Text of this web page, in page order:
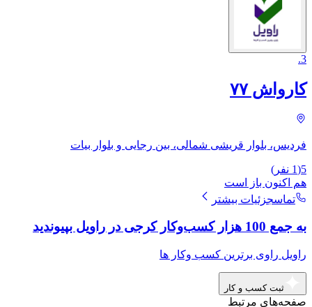
3
.
کارواش ۷۷
فردیس، بلوار قریشی شمالی، بین رجایی و بلوار بیات
5
(
1 نفر)
هم اکنون باز است
تماسجزئیات بیشتر
به جمع 100 هزار کسب‌وکار کرجی در راویل بپیوندید
راویل راوی برترین کسب وکار ها
ثبت کسب و کار
صفحه‌های مرتبط